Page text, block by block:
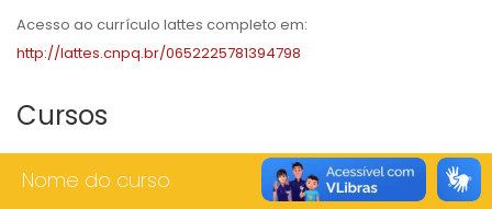
Acesso ao currículo lattes completo em:
http://lattes.cnpq.br/0652225781394798
Cursos
Nome do curso Duração